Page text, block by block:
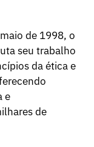
de 1998, o
seu trabalho
da ética e
e
de